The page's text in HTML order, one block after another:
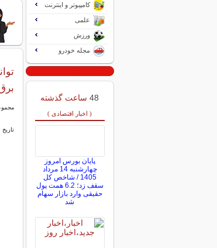
تاریخ
کامپیوتر و اینترنت
علمی
ورزش
مجله خودرو
48 ساعت گذشته
( اخبار اقتصادی )
پایان بورس امروز
چهارشنبه 14 مرداد
1405 / شاخص کل
سقف زد؛ 6.2 همت پول
حقیقی وارد بازار سهام
شد